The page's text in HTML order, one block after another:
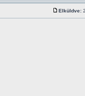
Elküldve: